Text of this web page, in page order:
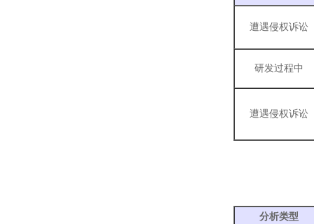
遭遇侵权诉讼
研发过程中
遭遇侵权诉讼
分析类型